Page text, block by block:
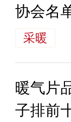
协会名
采暖
暖气片
子排前